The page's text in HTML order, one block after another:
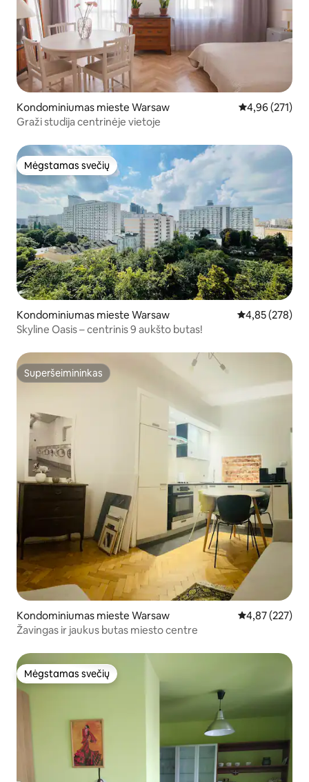
Kondominiumas mieste Warsaw Vidutinis
4,96 (271)
Graži studija centrinėje vietoje
Mėgstamas svečių
Mėgstamas svečių
Kondominiumas mieste Warsaw Vidutinis
4,85 (278)
Skyline Oasis – centrinis 9 aukšto butas!
Superšeimininkas
Superšeimininkas
Kondominiumas mieste Warsaw Vidutinis
4,87 (227)
Žavingas ir jaukus butas miesto centre
Mėgstamas svečių
Mėgstamas svečių